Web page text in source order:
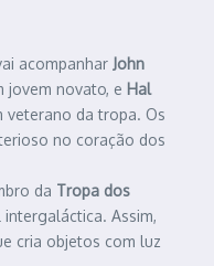
acompanhar John
jovem novato, e Hal
veterano da tropa. Os
no coração dos
da Tropa dos
Assim,
cria objetos com luz